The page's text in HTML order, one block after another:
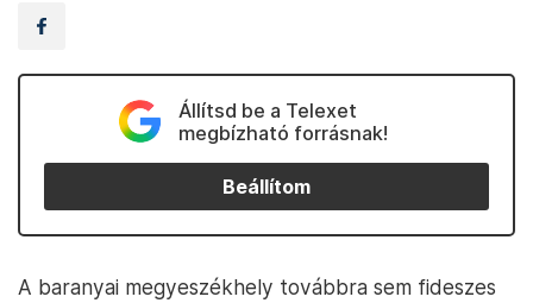
Állítsd be a Telexet
megbízható forrásnak!
Beállítom
A baranyai megyeszékhely továbbra sem fideszes